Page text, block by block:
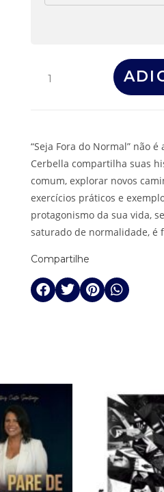
“Seja Fora do Normal” não
Cerbella compartilha suas
comum, explorar novos
exercícios práticos e
protagonismo da sua vida,
saturado de normalidade, é
Compartilhe